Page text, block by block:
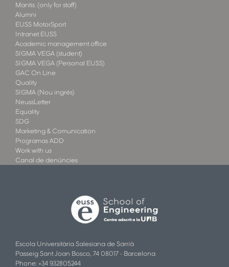
Mantis. (only for staff)
Alumni
EUSS MotorSport
Intranet EUSS
Academic management office
SIGMA VEGA (student)
SIGMA VEGA (Personal EUSS)
GAC On Line
Quality
SIGMA (Nou ingrés)
NeussLetter
Equality
SDG
Marketing & Comunication
Programas ADD
Work with us
Canal de denúncies
Escola Universitària Salesiana de Sarrià
Passeig Sant Joan Bosco, 74 08017 - Barcelona
Phone: +34 932805244